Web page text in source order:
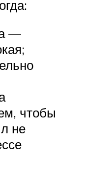
—
чтобы
не